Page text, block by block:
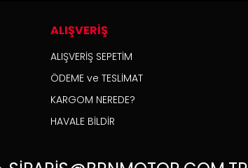
ALIŞVERİŞ
ALIŞVERİŞ SEPETİM
ÖDEME ve TESLİMAT
KARGOM NEREDE?
HAVALE BİLDİR